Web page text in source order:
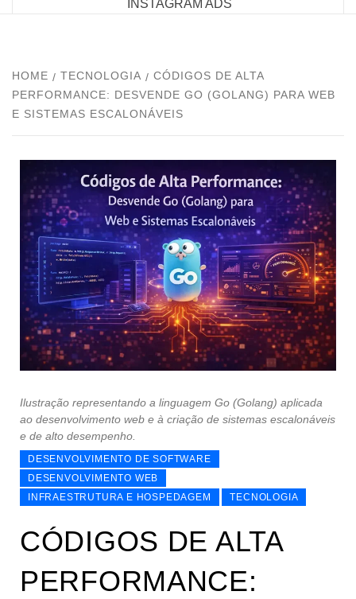
INSTAGRAM ADS
HOME TECNOLOGIA
CÓDIGOS DE ALTA
PERFORMANCE: DESVENDE GO (GOLANG) PARA WEB
E SISTEMAS ESCALONÁVEIS
Ilustração representando a linguagem Go (Golang) aplicada
ao desenvolvimento web e à criação de sistemas escalonáveis
e de alto desempenho.
DESENVOLVIMENTO DE SOFTWARE
DESENVOLVIMENTO WEB
INFRAESTRUTURA E HOSPEDAGEM
TECNOLOGIA
CÓDIGOS DE ALTA
PERFORMANCE: